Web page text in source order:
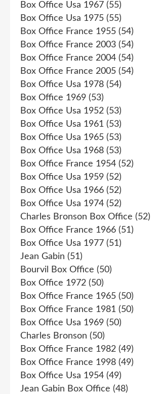
Box Office Usa 1967 (55)
Box Office Usa 1975 (55)
Box Office France 1955 (54)
Box Office France 2003 (54)
Box Office France 2004 (54)
Box Office France 2005 (54)
Box Office Usa 1978 (54)
Box Office 1969 (53)
Box Office Usa 1952 (53)
Box Office Usa 1961 (53)
Box Office Usa 1965 (53)
Box Office Usa 1968 (53)
Box Office France 1954 (52)
Box Office Usa 1959 (52)
Box Office Usa 1966 (52)
Box Office Usa 1974 (52)
Charles Bronson Box Office (52)
Box Office France 1966 (51)
Box Office Usa 1977 (51)
Jean Gabin (51)
Bourvil Box Office (50)
Box Office 1972 (50)
Box Office France 1965 (50)
Box Office France 1981 (50)
Box Office Usa 1969 (50)
Charles Bronson (50)
Box Office France 1982 (49)
Box Office France 1998 (49)
Box Office Usa 1954 (49)
Jean Gabin Box Office (48)